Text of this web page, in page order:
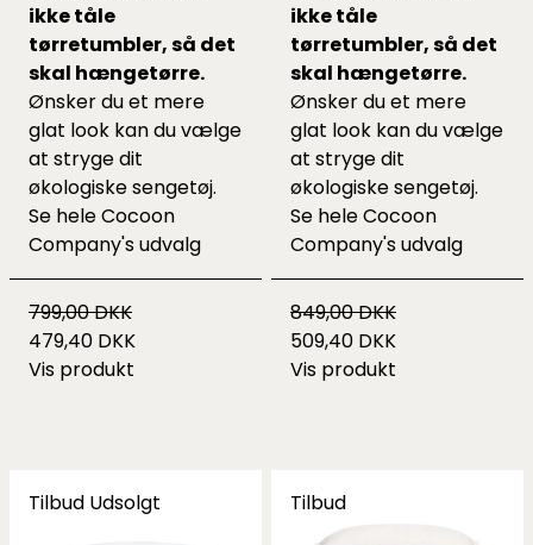
ikke tåle
tørretumbler, så det
skal hængetørre.
Ønsker du et mere
glat look kan du vælge
at stryge dit
økologiske sengetøj.
Se heleCocoon
Company's udvalg
799,00 DKK
479,40 DKK
Vis produkt
ikke tåle
tørretumbler, så det
skal hængetørre.
Ønsker du et mere
glat look kan du vælge
at stryge dit
økologiske sengetøj.
Se heleCocoon
Company's udvalg
849,00 DKK
509,40 DKK
Vis produkt
Tilbud Udsolgt Tilbud